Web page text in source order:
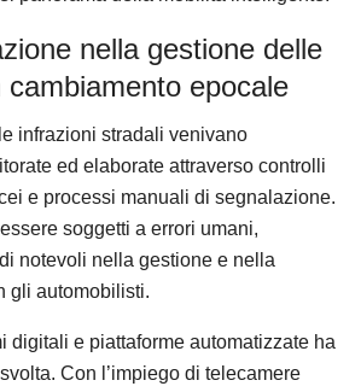
nella gestione delle
cambiamento epocale
infrazioni stradali venivano
ed elaborate attraverso controlli
e processi manuali di segnalazione.
soggetti a errori umani,
notevoli nella gestione e nella
gli automobilisti.
digitali e piattaforme automatizzate ha
Con l’impiego di telecamere